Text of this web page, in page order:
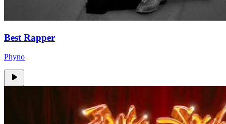
Best Rapper
Phyno